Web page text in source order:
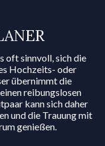
oft sinnvoll, sich die
Hochzeits- oder
übernimmt die
reibungslosen
kann sich daher
und die Trauung mit
genießen.